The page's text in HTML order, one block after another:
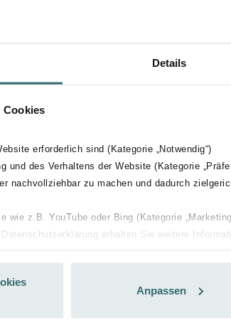
Details
Cookies
erforderlich sind (Kategorie „Notwendig“)
und des Verhaltens der Website (Kategorie
nachvollziehbar zu machen und dadurch
wie z.B. YouTube oder Bing (Kategorie
Datenschutzerklärung erhalten Sie weitere
zur Verfügung zu stellen. Alle Einwilligungen
Anpassen